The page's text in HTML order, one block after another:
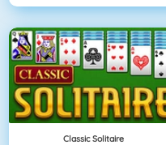
Classic Solitaire